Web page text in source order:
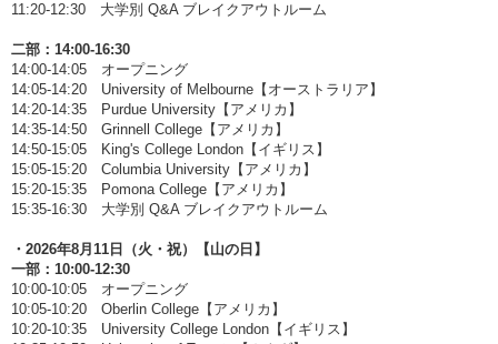
11:20-12:30 大学別 Q&A ブレイクアウトルーム
二部：14:00-16:30
14:00-14:05 オープニング
14:05-14:20 University of Melbourne【オーストラリア】
14:20-14:35 Purdue University【アメリカ】
14:35-14:50 Grinnell College【アメリカ】
14:50-15:05 King's College London【イギリス】
15:05-15:20 Columbia University【アメリカ】
15:20-15:35 Pomona College【アメリカ】
15:35-16:30 大学別 Q&A ブレイクアウトルーム
・2026年8月11日（火・祝）【山の日】
一部：10:00-12:30
10:00-10:05 オープニング
10:05-10:20 Oberlin College【アメリカ】
10:20-10:35 University College London【イギリス】